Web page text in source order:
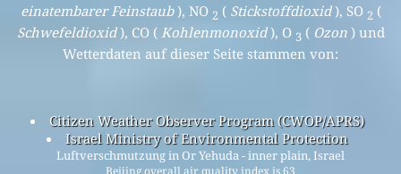
einatembarer Feinstaub), NO 2 ( Stickstoffdioxid), SO 2 (
Schwefeldioxid), CO ( Kohlenmonoxid), O 3 ( Ozon) und
Wetterdaten auf dieser Seite stammen von:
Citizen Weather Observer Program (CWOP/APRS)
Israel Ministry of Environmental Protection
Luftverschmutzung in Or Yehuda - inner plain, Israel
Beijing overall air quality index is 63